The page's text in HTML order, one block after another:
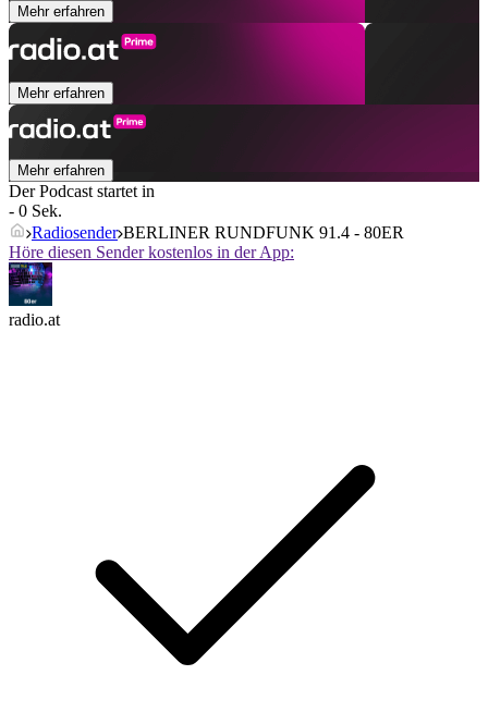
Mehr erfahren
Mehr erfahren
Mehr erfahren
Der Podcast startet in
- 0 Sek.
Radiosender BERLINER RUNDFUNK 91.4 - 80ER
Höre diesen Sender kostenlos in der App:
radio.at